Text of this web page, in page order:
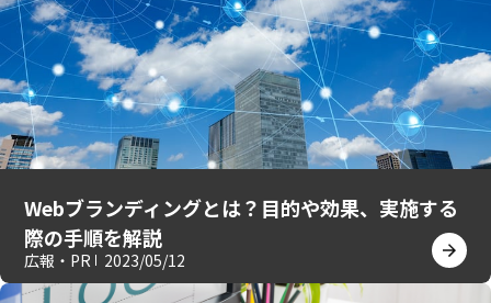
Webブランディングとは？目的や効果、実施する
際の手順を解説
広報・PR 2023/05/12